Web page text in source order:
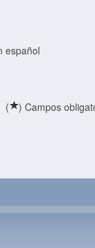
español
( ) Campos